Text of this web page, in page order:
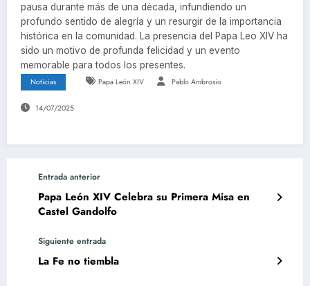
pausa durante más de una década, infundiendo un
profundo sentido de alegría y un resurgir de la importancia
histórica en la comunidad. La presencia del Papa Leo XIV ha
sido un motivo de profunda felicidad y un evento
memorable para todos los presentes.
Noticias Papa León XIV Pablo Ambrosio
14/07/2025
Entrada anterior
Papa León XIV Celebra su Primera Misa en
Castel Gandolfo
Siguiente entrada
La Fe no tiembla